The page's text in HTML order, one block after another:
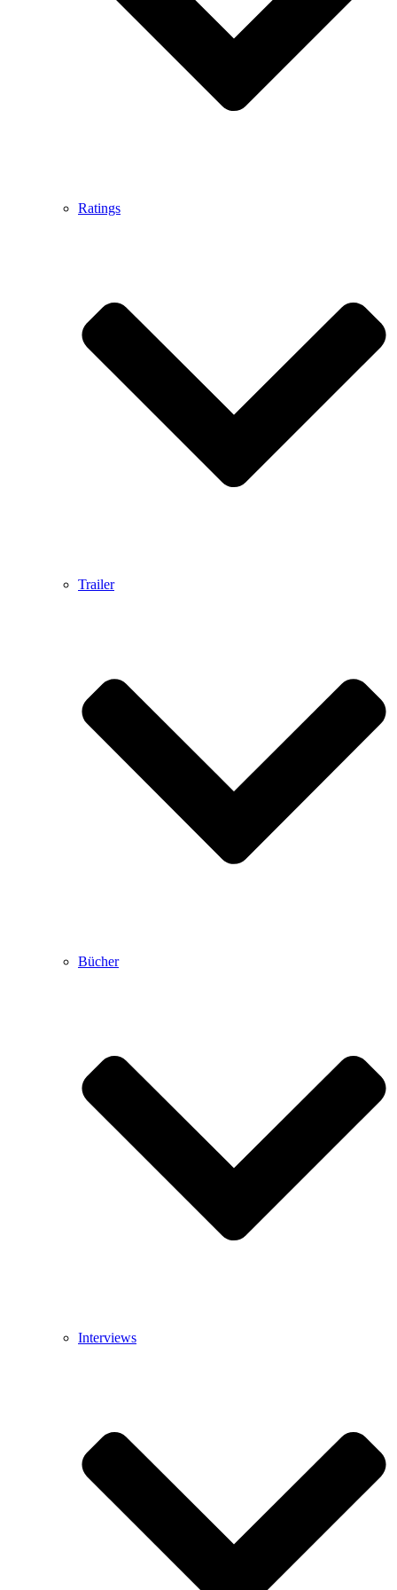
Ratings
Trailer
Bücher
Interviews